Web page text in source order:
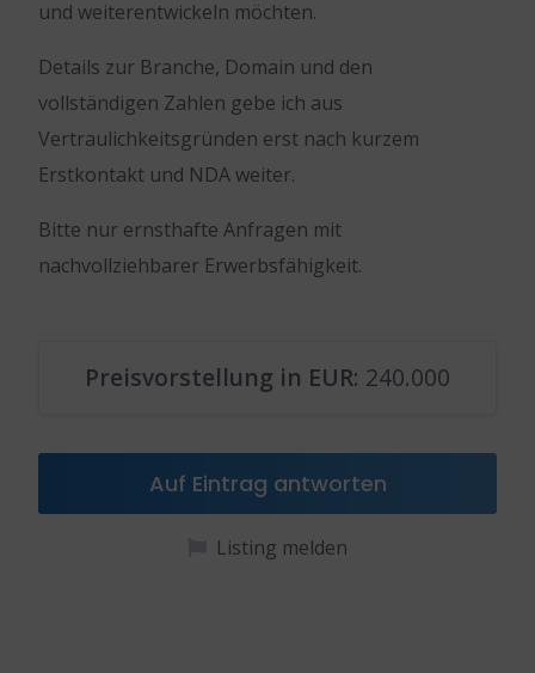
und weiterentwickeln möchten.
Details zur Branche, Domain und den
vollständigen Zahlen gebe ich aus
Vertraulichkeitsgründen erst nach kurzem
Erstkontakt und NDA weiter.
Bitte nur ernsthafte Anfragen mit
nachvollziehbarer Erwerbsfähigkeit.
Preisvorstellung in EUR: 240.000
Auf Eintrag antworten
Listing melden